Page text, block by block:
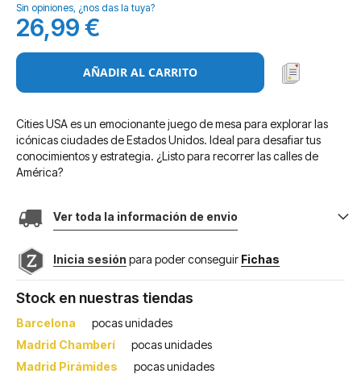
galería
de
imágenes
Sin opiniones, ¿nos das la tuya?
26,99 €
AÑADIR AL CARRITO
Cities USA es un emocionante juego de mesa para explorar las
icónicas ciudades de Estados Unidos. Ideal para desafiar tus
conocimientos y estrategia. ¿Listo para recorrer las calles de
América?
Ver toda la información de envio
Inicia sesión para poder conseguir Fichas
Stock en nuestras tiendas
Barcelona
pocas unidades
Madrid Chamberí
pocas unidades
Madrid Pirámides
pocas unidades